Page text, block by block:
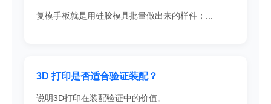
复模手板就是用硅胶模具批量做出来的样件；...
3D 打印是否适合验证装配？
说明3D打印在装配验证中的价值。